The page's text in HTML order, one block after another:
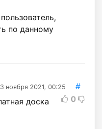
по данному
ноября 2021, 00:25
#
0
доска